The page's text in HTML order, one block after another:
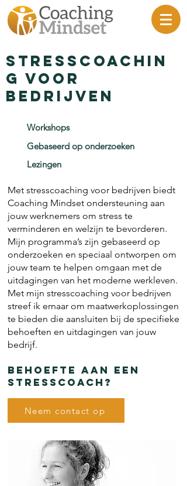
Stresscoachin
g voor
bedrijven
Workshops
Gebaseerd op onderzoeken
Lezingen
Met stresscoaching voor bedrijven biedt
Coaching Mindset ondersteuning aan
jouw werknemers om stress te
verminderen en welzijn te bevorderen.
Mijn programma’s zijn gebaseerd op
onderzoeken en speciaal ontworpen om
jouw team te helpen omgaan met de
uitdagingen van het moderne werkleven.
Met mijn stresscoaching voor bedrijven
streef ik ernaar om maatwerkoplossingen
te bieden die aansluiten bij de specifieke
behoeften en uitdagingen van jouw
bedrijf.
Behoefte aan een
stresscoach?
Neem contact op